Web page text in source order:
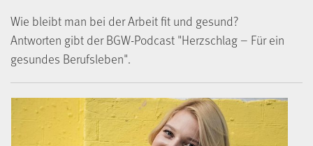
Wie bleibt man bei der Arbeit fit und gesund?
Antworten gibt der BGW-Podcast "Herzschlag – Für ein
gesundes Berufsleben".